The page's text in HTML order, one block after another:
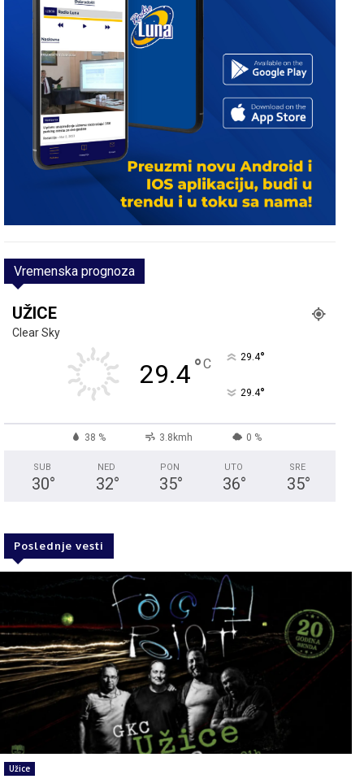
Vremenska prognoza
UŽICE
Clear Sky
29.4°C 29.4°
29.4°
38 % 3.8kmh 0 %
SUB
30°
NED
32°
PON
35°
UTO
36°
SRE
35°
Poslednje vesti
Užice